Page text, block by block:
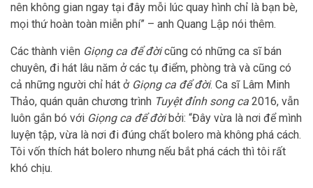
nên không gian ngay tại đây mỗi lúc quay hình chỉ là bạn bè,
mọi thứ hoàn toàn miễn phí” – anh Quang Lập nói thêm.
Các thành viên Giọng ca để đờicũng có những ca sĩ bán
chuyên, đi hát lâu năm ở các tụ điểm, phòng trà và cũng có
cả những người chỉ hát ở Giọng ca để đời. Ca sĩ Lâm Minh
Thảo, quán quân chương trình Tuyệt đỉnh song ca 2016, vẫn
luôn gắn bó với Giọng ca để đờibởi: “Đây vừa là nơi để mình
luyện tập, vừa là nơi đi đúng chất bolero mà không phá cách.
Tôi vốn thích hát bolero nhưng nếu bắt phá cách thì tôi rất
khó chịu.